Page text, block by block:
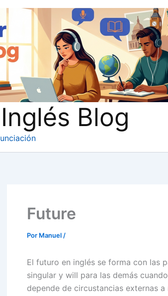
Blog
Future
Por Manuel /
El futuro en inglés se forma con las
singular y will para las demás
depende de circustancias externas a